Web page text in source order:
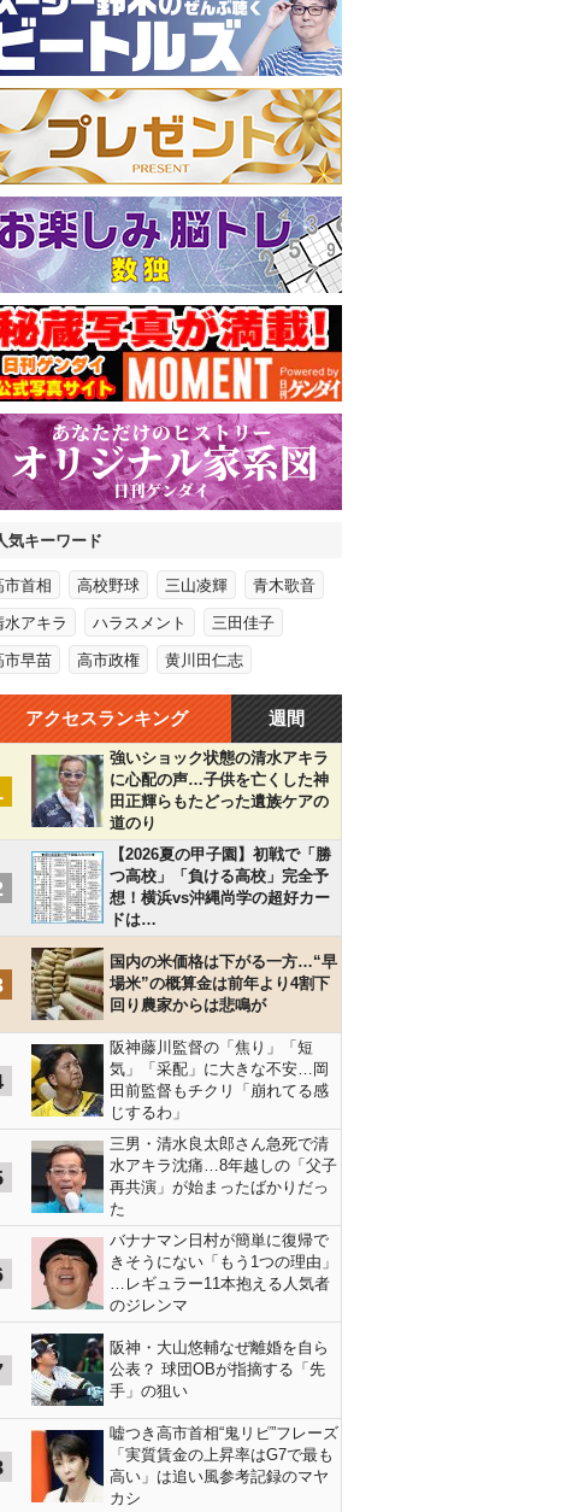
気キーワード
市首相 高校野球 三山凌輝 青木歌音
水アキラ ハラスメント 三田佳子
市早苗 高市政権 黄川田仁志
アクセスランキング 週間
強いショック状態の清水アキラ
に心配の声…子供を亡くした神
田正輝らもたどった遺族ケアの
道のり
【2026夏の甲子園】初戦で「勝
つ高校」「負ける高校」完全予
想！横浜vs沖縄尚学の超好カー
ドは…
国内の米価格は下がる一方…“早
場米”の概算金は前年より4割下
回り農家からは悲鳴が
阪神藤川監督の「焦り」「短
気」「采配」に大きな不安…岡
田前監督もチクリ「崩れてる感
じするわ」
三男・清水良太郎さん急死で清
水アキラ沈痛…8年越しの「父子
再共演」が始まったばかりだっ
た
バナナマン日村が簡単に復帰で
きそうにない「もう1つの理由」
…レギュラー11本抱える人気者
のジレンマ
阪神・大山悠輔なぜ離婚を自ら
公表？ 球団OBが指摘する「先
手」の狙い
嘘つき高市首相“鬼リピ”フレーズ
「実質賃金の上昇率はG7で最も
高い」は追い風参考記録のマヤ
カシ